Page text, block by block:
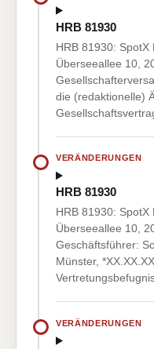
HRB 81930
HRB 81930: SpotX
Überseeallee 10,
die (redaktionelle)
VERÄNDERUNGEN
HRB 81930
HRB 81930: SpotX
Überseeallee 10,
Geschäftsführer:
Münster,
VERÄNDERUNGEN